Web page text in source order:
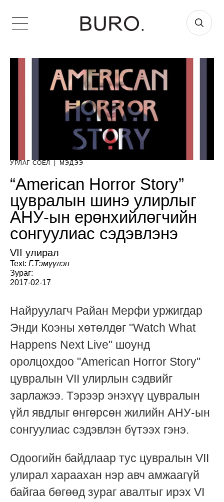
УРЛАГ СОЁЛ МЭДЭЭ
“American Horror Story”
цувралын шинэ улирлыг
АНУ-ын ерөнхийлөгчийн
сонгуулиас сэдэвлэнэ
VII улирал
Text: Г.Тэмүүлэн
Зураг:
2017-02-17
Найруулагч Райан Мерфи уржигдар
Энди Коэны хөтөлдөг "Watch What
Happens Next Live" шоунд
оролцохдоо "American Horror Story"
цувралын VII улирлын сэдвийг
зарлажээ. Тэрээр энэхүү цувралын
үйл явдлыг өнгөрсөн жилийн АНУ-ын
сонгуулиас сэдэвлэн бүтээх гэнэ.
Одоогийн байдлаар тус цувралын VII
улирал хараахан нэр авч амжаагүй
байгаа бөгөөд зураг авалтыг ирэх VI